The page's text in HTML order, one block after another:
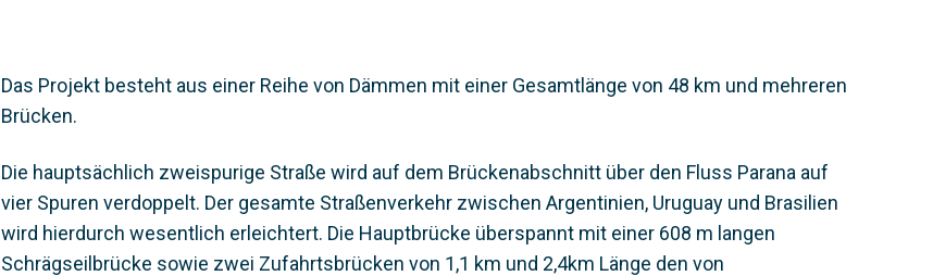
Das Projekt besteht aus einer Reihe von Dämmen mit einer Gesamtlänge von 48 km und mehreren
Brücken.
Die hauptsächlich zweispurige Straße wird auf dem Brückenabschnitt über den Fluss Parana auf
vier Spuren verdoppelt. Der gesamte Straßenverkehr zwischen Argentinien, Uruguay und Brasilien
wird hierdurch wesentlich erleichtert. Die Hauptbrücke überspannt mit einer 608 m langen
Schrägseilbrücke sowie zwei Zufahrtsbrücken von 1,1 km und 2,4km Länge den von